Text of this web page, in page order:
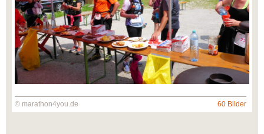
© marathon4you.de 60 Bilder